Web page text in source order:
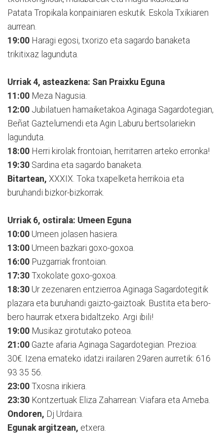
Patata Tropikala konpainiaren eskutik. Eskola Txikiaren
aurrean.
19:00 Haragi egosi, txorizo eta sagardo banaketa
trikitixaz lagunduta.
Urriak 4, asteazkena: San Praixku Eguna
11:00 Meza Nagusia.
12:00 Jubilatuen hamaiketakoa Aginaga Sagardotegian,
Beñat Gaztelumendi eta Agin Laburu bertsolariekin
lagunduta.
18:00 Herri kirolak frontoian, herritarren arteko erronka!
19:30 Sardina eta sagardo banaketa.
Bitartean, XXXIX. Toka txapelketa herrikoia eta
buruhandi bizkor-bizkorrak.
Urriak 6, ostirala: Umeen Eguna
10:00 Umeen jolasen hasiera.
13:00 Umeen bazkari goxo-goxoa.
16:00 Puzgarriak frontoian.
17:30 Txokolate goxo-goxoa.
18:30 Ur zezenaren entzierroa Aginaga Sagardotegitik
plazara eta buruhandi gaizto-gaiztoak. Bustita eta bero-
bero haurrak etxera bidaltzeko. Argi ibili!
19:00 Musikaz girotutako poteoa.
21:00 Gazte afaria Aginaga Sagardotegian. Prezioa:
30€. Izena emateko idatzi irailaren 29aren aurretik: 616
93 35 56.
23:00 Txosna irikiera.
23:30 Kontzertuak Eliza Zaharrean: Viafara eta Ameba.
Ondoren, Dj Urdaira.
Egunak argitzean, etxera.